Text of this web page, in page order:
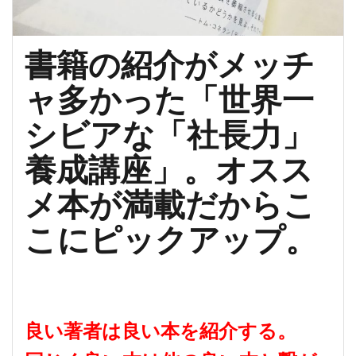
書籍の紹介がメッチ
ャ多かった「世界一
シビアな「社長力」
養成講座」。オスス
メ本が満載だからこ
こにピックアップ。
良い著者は良い本を紹介する。